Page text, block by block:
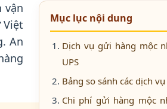
Mục lục nội dung
Dịch vụ gửi hàng mộc
UPS
Bảng so sánh các dịch
Chi phí gửi hàng mộc
vận
Việt
An